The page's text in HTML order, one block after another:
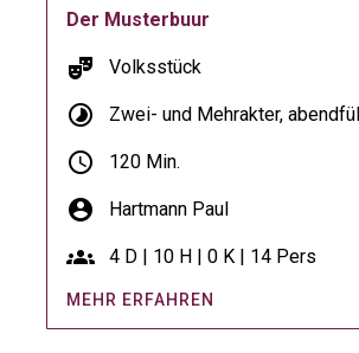
Der Musterbuur
theater_comedy Volksstück
timelapse Zwei- und Mehrakter,
schedule 120 Min.
account_circle Hartmann Paul
groups 4 D | 10 H | 0 K | 14 Pers
MEHR ERFAHREN